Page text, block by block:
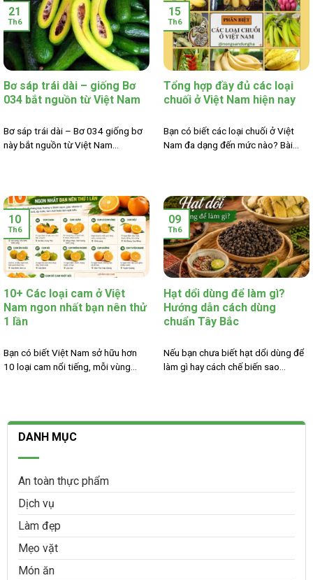
Bơ sáp trái dài – giống Bơ
034 bắt nguồn từ Việt Nam
Bơ sáp trái dài – Bơ 034 giống bơ
này bắt nguồn từ Việt Nam...
21
Th6
Tổng hợp đầy đủ các loại
chuối ở Việt Nam hiện nay
Bạn có biết các loại chuối ở Việt
Nam đa dạng đến mức nào? Bài...
15
Th6
10+ Các loại cam ở Việt
Nam ngon nhất bạn nên thử
1 lần
Bạn có biết Việt Nam sở hữu hơn
10 loại cam nổi tiếng, mỗi vùng...
10
Th6
Hạt dổi dùng để làm gì?
Hướng dẫn cách dùng
chuẩn Tây Bắc
Nếu bạn chưa biết hạt dổi dùng để
làm gì hay cách chế biến sao...
09
Th6
DANH MỤC
An toàn thực phẩm
Dịch vụ
Làm đẹp
Mẹo vặt
Món ăn